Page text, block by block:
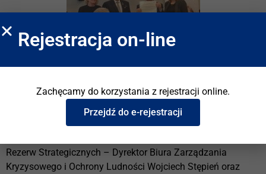
W spotkaniu udział wzięli przedstawiciele środowiska
naukowego oraz administracji publicznej, w tym Minister
Rezerw Strategicznych – Dyrektor Biura Zarządzania
Kryzysowego i Ochrony Ludności Wojciech Stępień oraz
Rejestracja on-line
Zachęcamy do korzystania z rejestracji online.
Przejdź do e-rejestracji